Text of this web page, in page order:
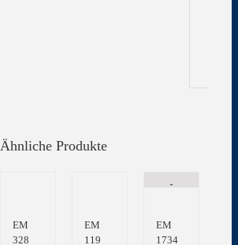
Ähnliche Produkte
EM
328
EM
119
EM
1734